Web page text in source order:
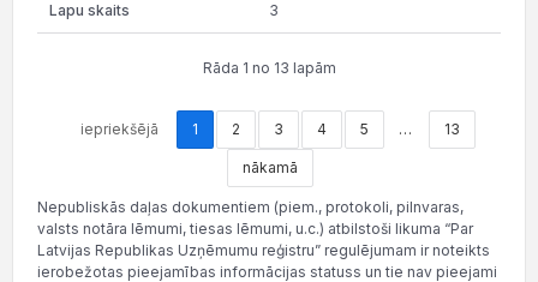
3
Rāda 1 no 13 lapām
iepriekšējā 1 2 3 4 5 … 13
nākamā
Nepubliskās daļas dokumentiem (piem., protokoli, pilnvaras,
valsts notāra lēmumi, tiesas lēmumi, u.c.) atbilstoši likuma “Par
Latvijas Republikas Uzņēmumu reģistru” regulējumam ir noteikts
ierobežotas pieejamības informācijas statuss un tie nav pieejami